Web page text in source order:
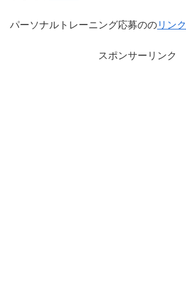
パーソナルトレーニング応募ののリンク
スポンサーリンク